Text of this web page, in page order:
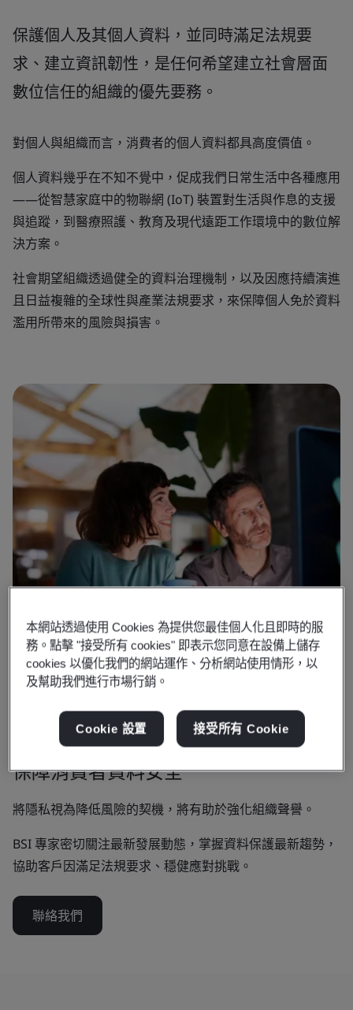
保護個人及其個人資料，並同時滿足法規要
求、建立資訊韌性，是任何希望建立社會層面
數位信任的組織的優先要務。
對個人與組織而言，消費者的個人資料都具高度價值。
個人資料幾乎在不知不覺中，促成我們日常生活中各種應用
——從智慧家庭中的物聯網 (IoT) 裝置對生活與作息的支援
與追蹤，到醫療照護、教育及現代遠距工作環境中的數位解
決方案。
社會期望組織透過健全的資料治理機制，以及因應持續演進
且日益複雜的全球性與產業法規要求，來保障個人免於資料
濫用所帶來的風險與損害。
為何選擇 BSI
保障消費者資料安全
將隱私視為降低風險的契機，將有助於強化組織聲譽。
BSI 專家密切關注最新發展動態，掌握資料保護最新趨勢，
協助客戶因滿足法規要求、穩健應對挑戰。
聯絡我們
本網站透過使用 Cookies 為提供您最佳個人化且即時的服
務。點擊 "接受所有 cookies" 即表示您同意在設備上儲存
cookies 以優化我們的網站運作、分析網站使用情形，以
及幫助我們進行市場行銷。
Cookie 設置 接受所有 Cookie